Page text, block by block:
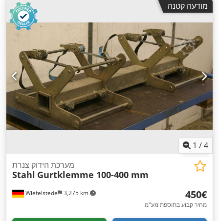
מודעה קטנה
1 /4
Wiefelstede 3,275 km
מערכת הידוק צנרת
Stahl Gurtklemme 100-400 mm
‏450 ‏€
מחיר קבוע בתוספת מע"מ